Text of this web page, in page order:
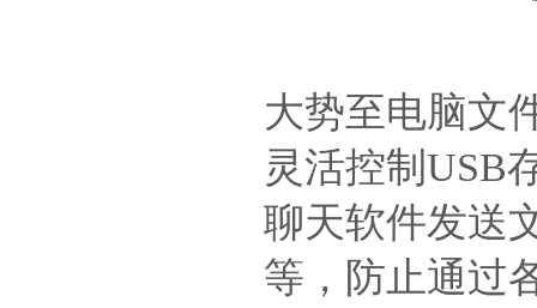
大势至电脑文
灵活控制USB
聊天软件发送
等，防止通过